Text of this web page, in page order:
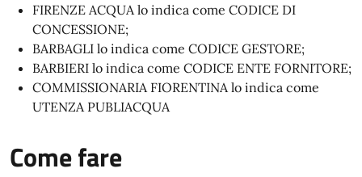
FIRENZE ACQUA lo indica come CODICE DI
CONCESSIONE;
BARBAGLI lo indica come CODICE GESTORE;
BARBIERI lo indica come CODICE ENTE FORNITORE;
COMMISSIONARIA FIORENTINA lo indica come
UTENZA PUBLIACQUA
Come fare